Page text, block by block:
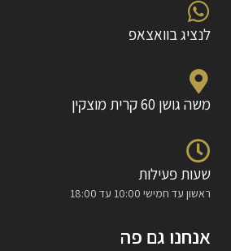
לנציג בוואצאפ
משה גושן 60 קרית מוצקין
שעות פעילות
ראשון עד חמישי 10:00 עד 18:00
אנחנו גם פה